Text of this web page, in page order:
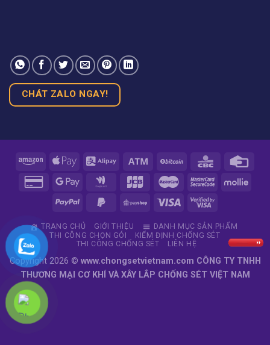
CHÁT ZALO NGAY!
TRANG CHỦ GIỚI THIỆU
DANH MỤC SẢN PHẨM
THI CÔNG CHỌN GÓI
KIỂM ĐỊNH CHỐNG SÉT
THI CÔNG CHỐNG SÉT
LIÊN HỆ
Copyright 2026 © www.chongsetvietnam.com CÔNG TY TNHH
THƯƠNG MẠI CƠ KHÍ VÀ XÂY LẮP CHỐNG SÉT VIỆT NAM